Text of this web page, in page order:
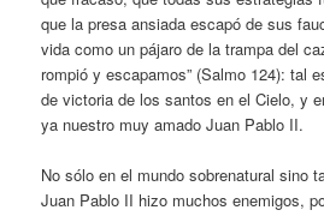
que la presa ansiada escapó de sus
vida como un pájaro de la trampa del
rompió y escapamos” (Salmo 124): tal
de victoria de los santos en el Cielo, y
ya nuestro muy amado Juan Pablo II.
No sólo en el mundo sobrenatural sino
Juan Pablo II hizo muchos enemigos,